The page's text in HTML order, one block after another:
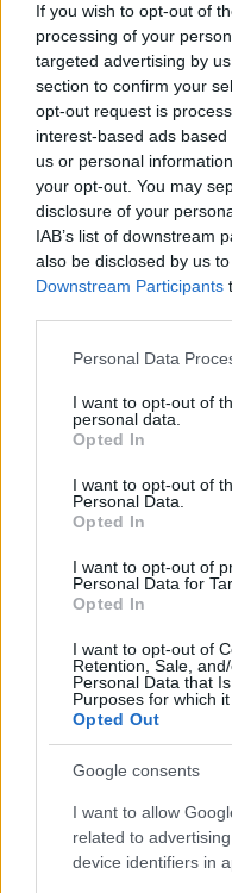
If you wish to opt-out of
processing of your
targeted advertising by
section to confirm your
opt-out request is
interest-based ads
us or personal
your opt-out. You may
disclosure of your
IAB’s list of downstream
also be disclosed by us
Downstream Participants
Please note that this
not limited to your visit or
grant or deny consent to
use your data for below
consent section.
Personal Data
I want to opt-out of
personal data.
Opted In
I want to opt-out of
Personal Data.
Opted In
I want to opt-out of
Personal Data for
Opted In
I want to opt-out of
Retention, Sale,
Personal Data that
Purposes for which it
Opted Out
Google consents
I want to allow
related to
device identifiers in
Az Eurostat
alapuló jelentése
állampolgárok
százaléka
betegsége van.
nagyon jónak
férfiak vannak
Figyelemre méltó
a legalacsonyabb
rendelkező 20
legmagasabb
százalékba
Továbbá az
körében is többen
magukat
végzettségűek
Az országok között